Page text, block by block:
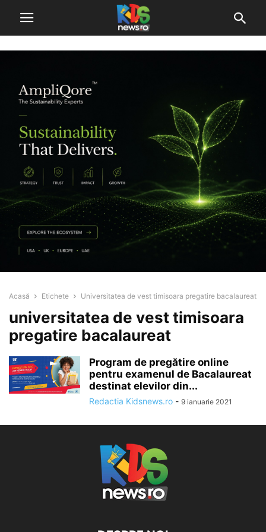
Acasă Etichete Universitatea de vest timisoara pregatire bacalaureat
universitatea de vest timisoara
pregatire bacalaureat
Program de pregătire online
pentru examenul de Bacalaureat
destinat elevilor din...
Redactia Kidsnews.ro - 9 ianuarie 2021